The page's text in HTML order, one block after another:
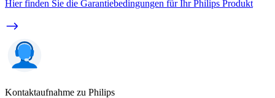
Hier finden Sie die Garantiebedingungen für Ihr Philips Produkt
Kontaktaufnahme zu Philips